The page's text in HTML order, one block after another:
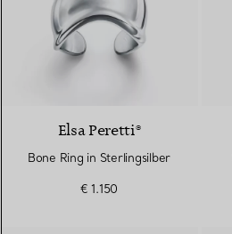
Elsa Peretti®
Bone Ring in Sterlingsilber
€ 1.150